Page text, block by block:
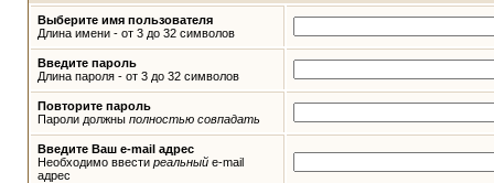
Выберите имя пользователя
Длина имени - от 3 до 32 символов
Введите пароль
Длина пароля - от 3 до 32 символов
Повторите пароль
Пароли должны полностью совпадать
Введите Ваш e-mail адрес
Необходимо ввести реальныйe-mail
адрес